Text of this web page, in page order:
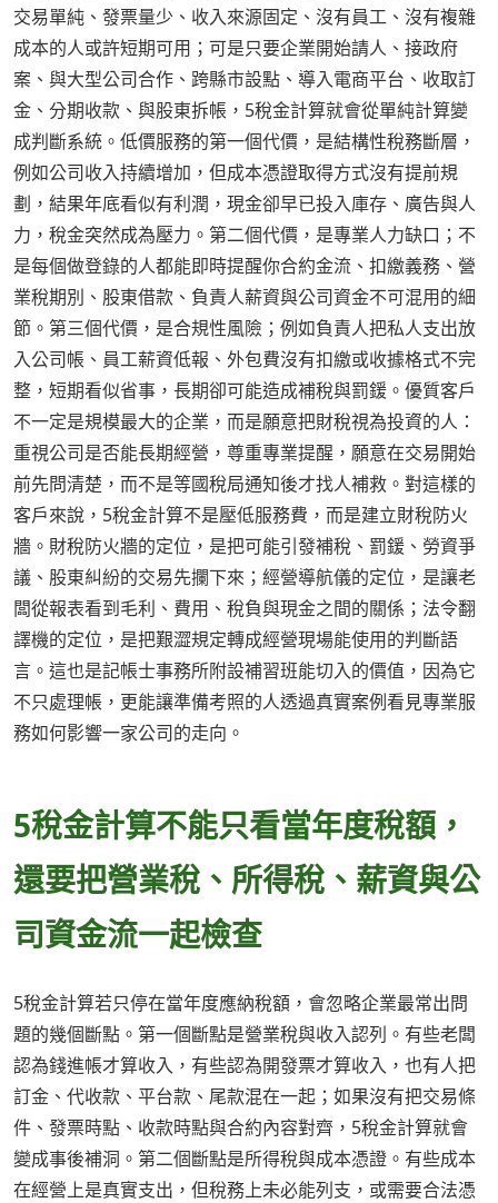
交易單純、發票量少、收入來源固定、沒有員工、沒有複雜
成本的人或許短期可用；可是只要企業開始請人、接政府
案、與大型公司合作、跨縣市設點、導入電商平台、收取訂
金、分期收款、與股東拆帳，5稅金計算就會從單純計算變
成判斷系統。低價服務的第一個代價，是結構性稅務斷層，
例如公司收入持續增加，但成本憑證取得方式沒有提前規
劃，結果年底看似有利潤，現金卻早已投入庫存、廣告與人
力，稅金突然成為壓力。第二個代價，是專業人力缺口；不
是每個做登錄的人都能即時提醒你合約金流、扣繳義務、營
業稅期別、股東借款、負責人薪資與公司資金不可混用的細
節。第三個代價，是合規性風險；例如負責人把私人支出放
入公司帳、員工薪資低報、外包費沒有扣繳或收據格式不完
整，短期看似省事，長期卻可能造成補稅與罰鍰。優質客戶
不一定是規模最大的企業，而是願意把財稅視為投資的人：
重視公司是否能長期經營，尊重專業提醒，願意在交易開始
前先問清楚，而不是等國稅局通知後才找人補救。對這樣的
客戶來說，5稅金計算不是壓低服務費，而是建立財稅防火
牆。財稅防火牆的定位，是把可能引發補稅、罰鍰、勞資爭
議、股東糾紛的交易先攔下來；經營導航儀的定位，是讓老
闆從報表看到毛利、費用、稅負與現金之間的關係；法令翻
譯機的定位，是把艱澀規定轉成經營現場能使用的判斷語
言。這也是記帳士事務所附設補習班能切入的價值，因為它
不只處理帳，更能讓準備考照的人透過真實案例看見專業服
務如何影響一家公司的走向。
5稅金計算不能只看當年度稅額，
還要把營業稅、所得稅、薪資與公
司資金流一起檢查
5稅金計算若只停在當年度應納稅額，會忽略企業最常出問
題的幾個斷點。第一個斷點是營業稅與收入認列。有些老闆
認為錢進帳才算收入，有些認為開發票才算收入，也有人把
訂金、代收款、平台款、尾款混在一起；如果沒有把交易條
件、發票時點、收款時點與合約內容對齊，5稅金計算就會
變成事後補洞。第二個斷點是所得稅與成本憑證。有些成本
在經營上是真實支出，但稅務上未必能列支，或需要合法憑